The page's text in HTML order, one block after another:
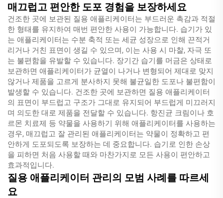
매끄럽고 편안한 도포 경험을 보장하세요
건조한 곳에 보관된 질용 애플리케이터는 부드러운 촉감과 적절
한 형태를 유지하여 매번 편안한 사용이 가능합니다. 습기가 있
는 애플리케이터는 수분 축적 또는 세균 성장으로 인해 끈적거
리거나 거친 표면이 생길 수 있으며, 이는 사용 시 마찰, 자극 또
는 불편함을 유발할 수 있습니다. 장기간 습기를 머금은 상태로
보관하면 애플리케이터가 균열이 나거나 변형되어 제대로 맞지
않거나 제품을 고르게 분사하지 못해 불균일한 도포나 불편함이
발생할 수 있습니다. 건조한 곳에 보관하면 질용 애플리케이터
의 표면이 부드럽고 구조가 그대로 유지되어 부드럽게 미끄러지
며 의도한 대로 제품을 전달할 수 있습니다. 항진균 크림이나 호
르몬 치료제 등 약물을 사용하기 위해 애플리케이터를 사용하는
경우, 매끄럽고 잘 관리된 애플리케이터는 약물이 정확하고 편
안하게 도포되도록 보장하는 데 중요합니다. 습기로 인한 손상
을 피하면 처음 사용할 때와 마찬가지로 모든 사용이 편안하고
효과적입니다.
질용 애플리케이터 관리의 모범 사례를 따르세
요